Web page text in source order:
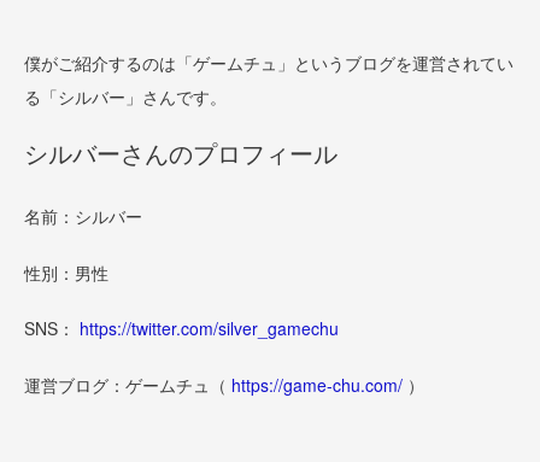
僕がご紹介するのは「ゲームチュ」というブログを運営されてい
る「シルバー」さんです。
シルバーさんのプロフィール
名前：シルバー
性別：男性
SNS： https://twitter.com/silver_gamechu
運営ブログ：ゲームチュ（ https://game-chu.com/ ）